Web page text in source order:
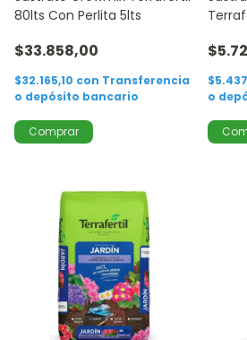
80lts Con Perlita 5lts
$33.858,00
$32.165,10 con Transferencia
o depósito bancario
o